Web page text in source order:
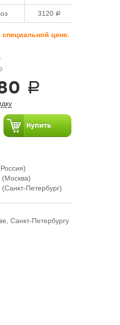
3120 a
цене.
a
(Москва)
(Санкт-Петербург)
Санкт-Петербургу